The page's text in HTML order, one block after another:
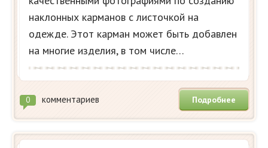
наклонных карманов с листочкой на
одежде. Этот карман может быть добавлен
на многие изделия, в том числе…
0 комментариев Подробнее